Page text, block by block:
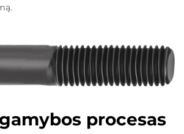
procesas